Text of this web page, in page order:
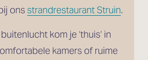
ons strandrestaurant Struin.
kom je ‘thuis’ in
kamers of ruime